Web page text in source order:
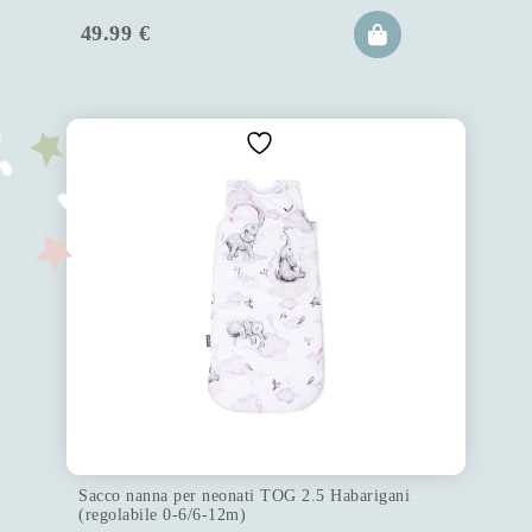
49.99 €
Sacco nanna per neonati TOG 2.5 Habarigani
(regolabile 0-6/6-12m)